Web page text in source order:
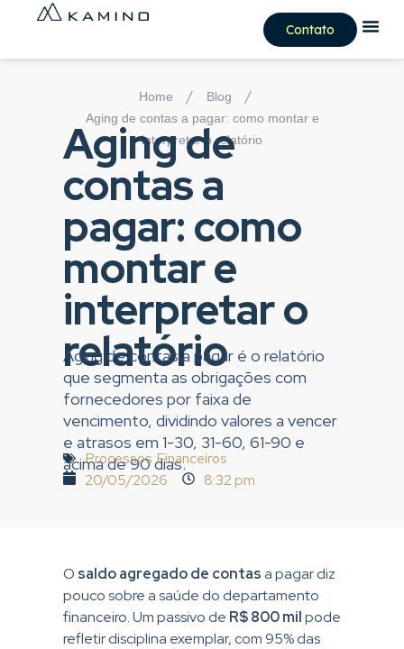
Contato
Home / Blog /
Aging de contas a pagar: como montar e
interpretar o relatório
Aging de
contas a
pagar: como
montar e
interpretar o
relatório
Aging de contas a pagar é o relatório
que segmenta as obrigações com
fornecedores por faixa de
vencimento, dividindo valores a vencer
e atrasos em 1-30, 31-60, 61-90 e
acima de 90 dias.
Processos Financeiros
20/05/2026
8:32 pm
O saldo agregado de contasa pagar diz
pouco sobre a saúde do departamento
financeiro. Um passivo de R$ 800 milpode
refletir disciplina exemplar, com 95% das